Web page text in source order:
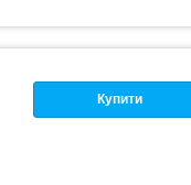
Купити